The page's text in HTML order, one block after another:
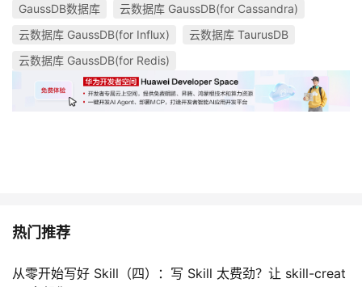
GaussDB数据库
云数据库 GaussDB(for Cassandra)
云数据库 GaussDB(for Influx)
云数据库 TaurusDB
云数据库 GaussDB(for Redis)
热门推荐
从零开始写好 Skill（四）：写 Skill 太费劲？让 skill-creat